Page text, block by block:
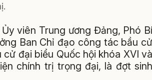
viên Trung ương Đảng, Phó Bí
Ban Chỉ đạo công tác bầu cử
đại biểu Quốc hội khóa XVI và
chính trị trọng đại, là đợt sinh